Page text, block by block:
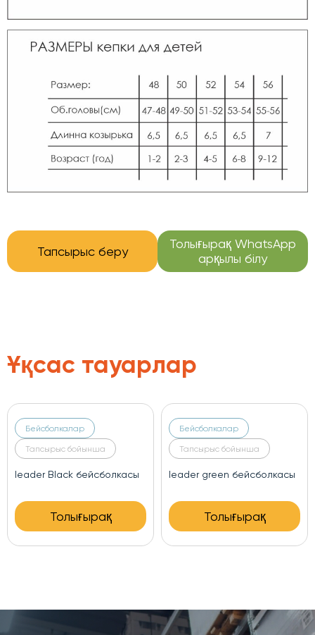
Тапсырыс беру
Толығырақ WhatsApp
арқылы білу
Ұқсас тауарлар
Бейсболкалар
Тапсырыс бойынша
leader Black бейсболкасы
Толығырақ
Бейсболкалар
Тапсырыс бойынша
leader green бейсболкасы
Толығырақ